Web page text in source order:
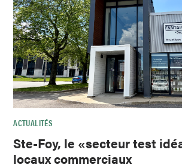
ACTUALITÉS
Ste-Foy, le «secteur test
locaux commerciaux